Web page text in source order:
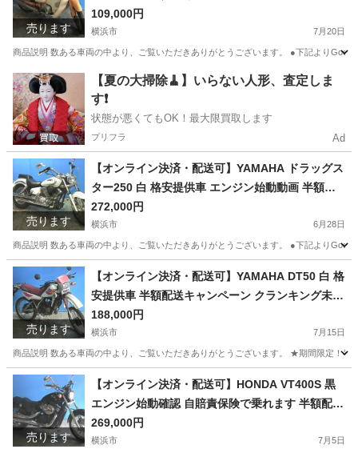
売ります
渡し諸経費￥0- 横浜 P-Yard
109,000円
横浜市 7月20日
商品説明 数ある車両の中より、ご覧いただきありがとうございます。 ●下記より
神奈川 ホンダ リトルカブ
【夏の大掃除🧹】いらない人形、査定しま
す❗️
状態が悪くてもOK！最大限買取します
プリフラ Ad
売ります
【オンライン決済・配送可】YAMAHA ドラッグス
ター250 白 格安提供車 エンジン始動動画 半額配
送キャンペーン 期間限定 現状渡し諸経費￥0- 横
浜 P-Yard
272,000円
横浜市 6月28日
商品説明 数ある車両の中より、ご覧いただきありがとうございます。 ●下記より
神奈川 横浜市 ヤマハ ドラッグスター
売ります
【オンライン決済・配送可】YAMAHA DT50 白 格
安提供車 半額配送キャンペーン クランキング未確
認 期間限定車体本体価格 現状渡し諸経費￥0- 横
浜 P-Yard
188,000円
横浜市 7月15日
商品説明 数ある車両の中より、ご覧いただきありがとうございます。 ★期間限定！
神奈川 横浜市 ヤマハ クランキング
売ります
【オンライン決済・配送可】HONDA VT400S 黒
エンジン始動確認 自賠責保険で乗れます 半額配送
キャンペーン 期間限定 現状渡し諸経費￥0- 横浜 P
-Yard
269,000円
横浜市 7月5日